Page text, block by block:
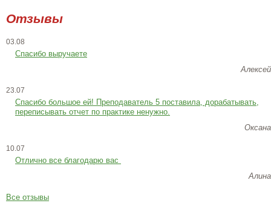
Отзывы
03.08
Спасибо выручаете
Алексей
23.07
Cпасибо большое ей! Преподаватель 5 поставила, дорабатывать,
переписывать отчет по практике ненужно.
Оксана
10.07
Отлично все благодарю вас
Алина
Все отзывы